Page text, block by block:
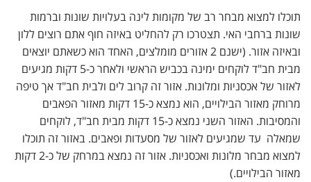
תוכלו למצוא מבחר רב של מקומות לינה בעלויות שונות וברמות
שונות ברחבי האי. תצטרכו רק להחליט באיזה חוף אתם רוצים ללון
ובאיזה אזור. (ישנם 2 אזורים מומלצים, האחד הוא כשאתם יוצאים
מבית חב"ד לוקחים ימינה בכביש הראשי ולאחר כ-5 דקות מגיעים
לאזור של אכסניות ומלונות. אזור זה קרוב לים ולבית חב"ד אך טיפה
מרוחק מאזור הבילויים, הוא נמצא כ-15 דקות מאזור הפאבים
והמסיבות. האזור השני נמצא כ-15 דקות מבית חב"ד, לוקחים
שמאלה עד שמגיעים לאזור של מסעדות ופאבים. באזור זה תוכלו
למצוא מבחר מלונות ואכסניות. אזור זה נמצא במרחק של כ-2 דקות
מאזור הבילויים.)